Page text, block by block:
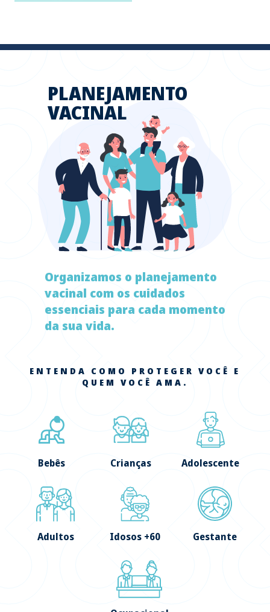
PLANEJAMENTO
VACINAL
Organizamos o planejamento
vacinal com os cuidados
essenciais para cada momento
da sua vida.
ENTENDA COMO PROTEGER VOCÊ E
QUEM VOCÊ AMA.
Bebês Crianças Adolescente
Adultos Idosos +60 Gestante